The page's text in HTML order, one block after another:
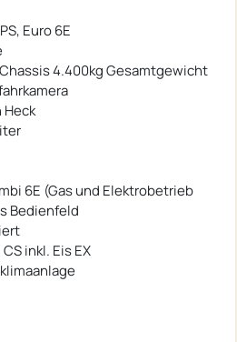
Euro 6E
4.400kg Gesamtgewicht
6E (Gas und Elektrobetrieb
Bedienfeld
inkl. Eis EX